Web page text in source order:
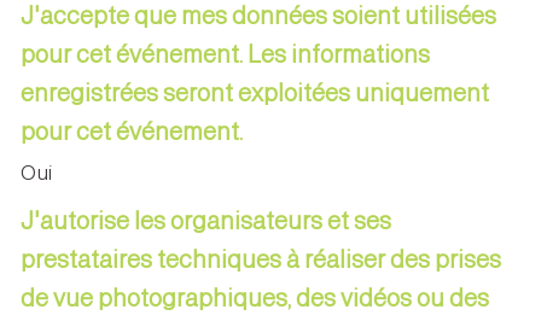
J'accepte que mes données soient utilisées
pour cet événement. Les informations
enregistrées seront exploitées uniquement
pour cet événement.
Oui
J'autorise les organisateurs et ses
prestataires techniques à réaliser des prises
de vue photographiques, des vidéos ou des